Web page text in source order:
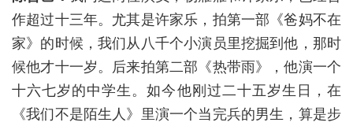
作超过十三年。尤其是许家乐，拍第一部《爸妈不在
家》的时候，我们从八千个小演员里挖掘到他，那时
候他才十一岁。后来拍第二部《热带雨》，他演一个
十六七岁的中学生。如今他刚过二十五岁生日，在
《我们不是陌生人》里演一个当完兵的男生，算是步